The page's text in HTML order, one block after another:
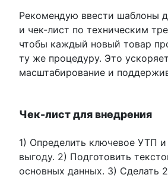
Рекомендую ввести шаблоны
и чек-лист по техническим
чтобы каждый новый товар
ту же процедуру. Это ускоряет
масштабирование и
Чек-лист для внедрения
1) Определить ключевое УТП и
выгоду. 2) Подготовить
основных данных. 3) Сделать